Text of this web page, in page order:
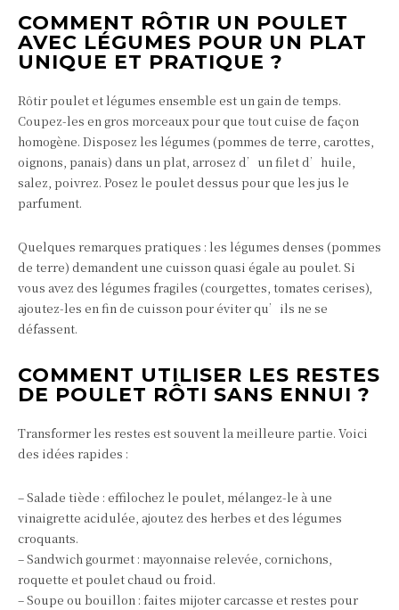
COMMENT RÔTIR UN POULET
AVEC LÉGUMES POUR UN PLAT
UNIQUE ET PRATIQUE ?
Rôtir poulet et légumes ensemble est un gain de temps.
Coupez-les en gros morceaux pour que tout cuise de façon
homogène. Disposez les légumes (pommes de terre, carottes,
oignons, panais) dans un plat, arrosez d’un filet d’huile,
salez, poivrez. Posez le poulet dessus pour que les jus le
parfument.
Quelques remarques pratiques : les légumes denses (pommes
de terre) demandent une cuisson quasi égale au poulet. Si
vous avez des légumes fragiles (courgettes, tomates cerises),
ajoutez-les en fin de cuisson pour éviter qu’ils ne se
défassent.
COMMENT UTILISER LES RESTES
DE POULET RÔTI SANS ENNUI ?
Transformer les restes est souvent la meilleure partie. Voici
des idées rapides :
– Salade tiède : effilochez le poulet, mélangez-le à une
vinaigrette acidulée, ajoutez des herbes et des légumes
croquants.
– Sandwich gourmet : mayonnaise relevée, cornichons,
roquette et poulet chaud ou froid.
– Soupe ou bouillon : faites mijoter carcasse et restes pour